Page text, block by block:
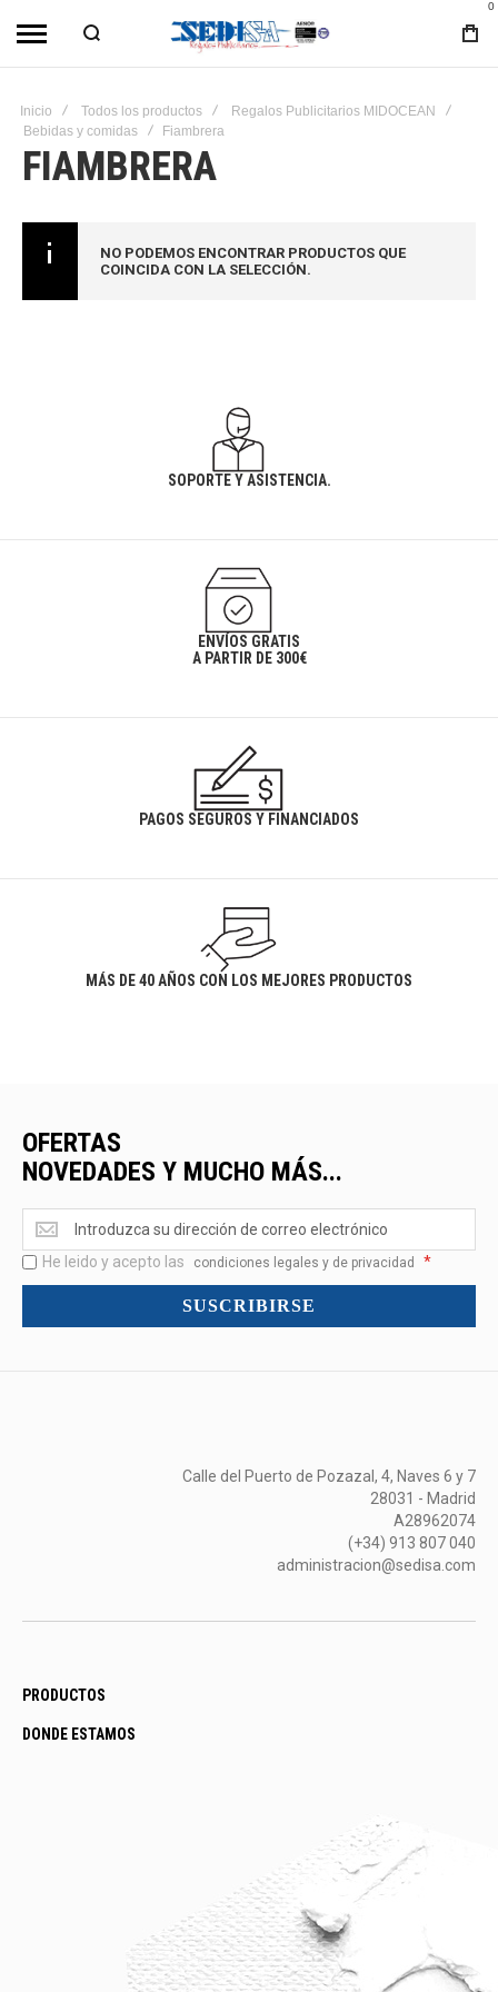
0
Inicio Todos los productos
Regalos Publicitarios MIDOCEAN
Bebidas y comidas
Fiambrera
FIAMBRERA
NO PODEMOS ENCONTRAR PRODUCTOS QUE
COINCIDA CON LA SELECCIÓN.
SOPORTE Y ASISTENCIA.
ENVÍOS GRATIS
A PARTIR DE 300€
PAGOS SEGUROS Y FINANCIADOS
MÁS DE 40 AÑOS CON LOS MEJORES PRODUCTOS
OFERTAS
NOVEDADES Y MUCHO MÁS...
Ofertas
<br>Novedades
y
mucho
He leido y acepto las condiciones legales y de privacidad *
SUSCRIBIRSE
Calle del Puerto de Pozazal, 4, Naves 6 y 7
28031 - Madrid
A28962074
(+34) 913 807 040
administracion@sedisa.com
PRODUCTOS
DONDE ESTAMOS